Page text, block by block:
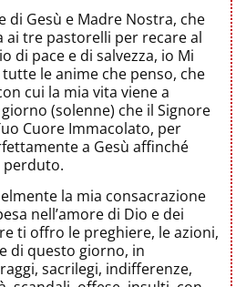
di Gesù e Madre Nostra, che
ai tre pastorelli per recare al
di pace e di salvezza, io Mi
le anime che penso, che
cui la mia vita viene a
(solenne) che il Signore
Cuore Immacolato, per
a Gesù affinché
perduto.
la mia consacrazione
nell’amore di Dio e dei
ti offro le preghiere, le azioni,
di questo giorno, in
sacrilegi, indifferenze,